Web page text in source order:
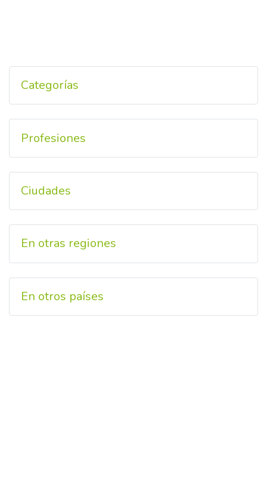
Categorías
Profesiones
Ciudades
En otras regiones
En otros países